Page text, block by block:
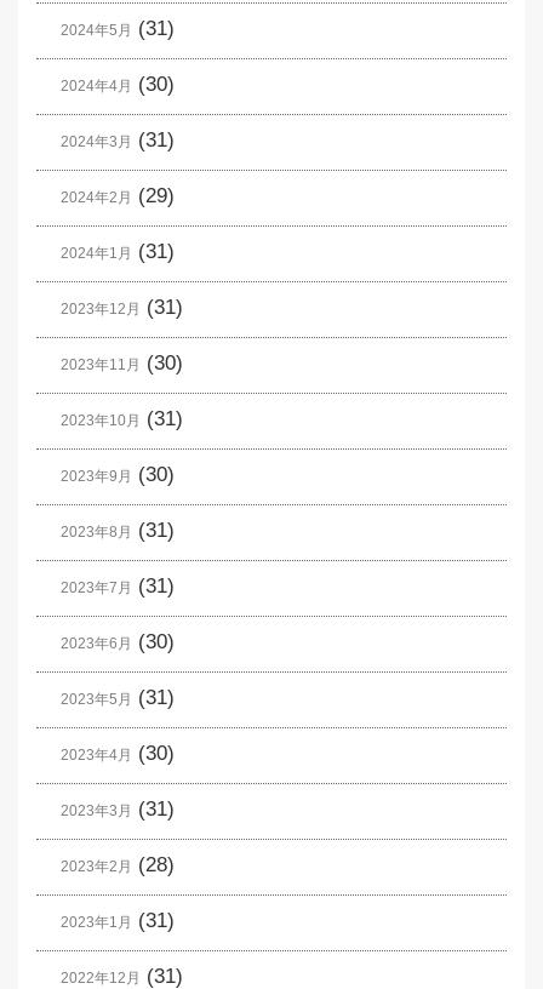
2024年5月 (31)
2024年4月 (30)
2024年3月 (31)
2024年2月 (29)
2024年1月 (31)
2023年12月 (31)
2023年11月 (30)
2023年10月 (31)
2023年9月 (30)
2023年8月 (31)
2023年7月 (31)
2023年6月 (30)
2023年5月 (31)
2023年4月 (30)
2023年3月 (31)
2023年2月 (28)
2023年1月 (31)
2022年12月 (31)